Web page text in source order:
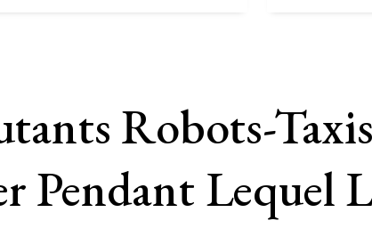
Robots-Taxis
Pendant Lequel